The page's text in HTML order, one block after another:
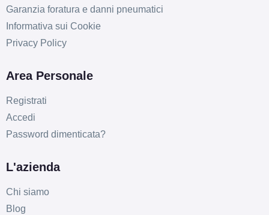
Garanzia foratura e danni pneumatici
Informativa sui Cookie
Privacy Policy
Area Personale
Registrati
Accedi
Password dimenticata?
L'azienda
Chi siamo
Blog